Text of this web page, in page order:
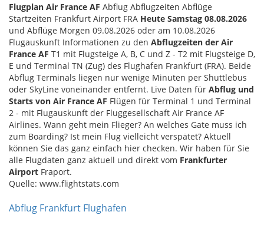
Flugplan Air France AF Abflug Abflugzeiten Abflüge
Startzeiten Frankfurt Airport FRA Heute Samstag 08.08.2026
und Abflüge Morgen 09.08.2026 oder am 10.08.2026
Flugauskunft Informationen zu den Abflugzeiten der Air
France AF T1 mit Flugsteige A, B, C und Z - T2 mit Flugsteige D,
E und Terminal TN (Zug) des Flughafen Frankfurt (FRA). Beide
Abflug Terminals liegen nur wenige Minuten per Shuttlebus
oder SkyLine voneinander entfernt. Live Daten für Abflug und
Starts von Air France AF Flügen für Terminal 1 und Terminal
2 - mit Flugauskunft der Fluggesellschaft Air France AF
Airlines. Wann geht mein Flieger? An welches Gate muss ich
zum Boarding? Ist mein Flug vielleicht verspätet? Aktuell
können Sie das ganz einfach hier checken. Wir haben für Sie
alle Flugdaten ganz aktuell und direkt vom Frankfurter
Airport Fraport.
Quelle: www.flightstats.com
Abflug Frankfurt Flughafen